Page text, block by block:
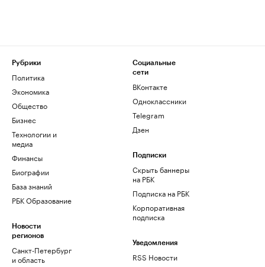
Рубрики
Политика
Экономика
Общество
Бизнес
Технологии и
медиа
Финансы
Биографии
База знаний
РБК Образование
Новости
регионов
Санкт-Петербург
и область
Социальные
сети
ВКонтакте
Одноклассники
Telegram
Дзен
Подписки
Скрыть баннеры
на РБК
Подписка на РБК
Корпоративная
подписка
Уведомления
RSS Новости